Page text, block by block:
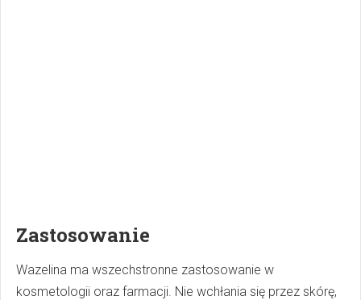
Zastosowanie
Wazelina ma wszechstronne zastosowanie w
kosmetologii oraz farmacji. Nie wchłania się przez skórę,